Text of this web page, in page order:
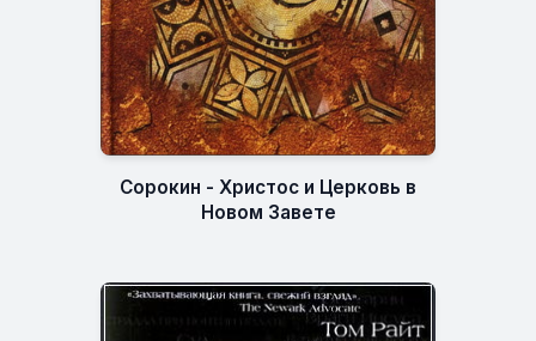
Сорокин - Христос и Церковь в
Новом Завете